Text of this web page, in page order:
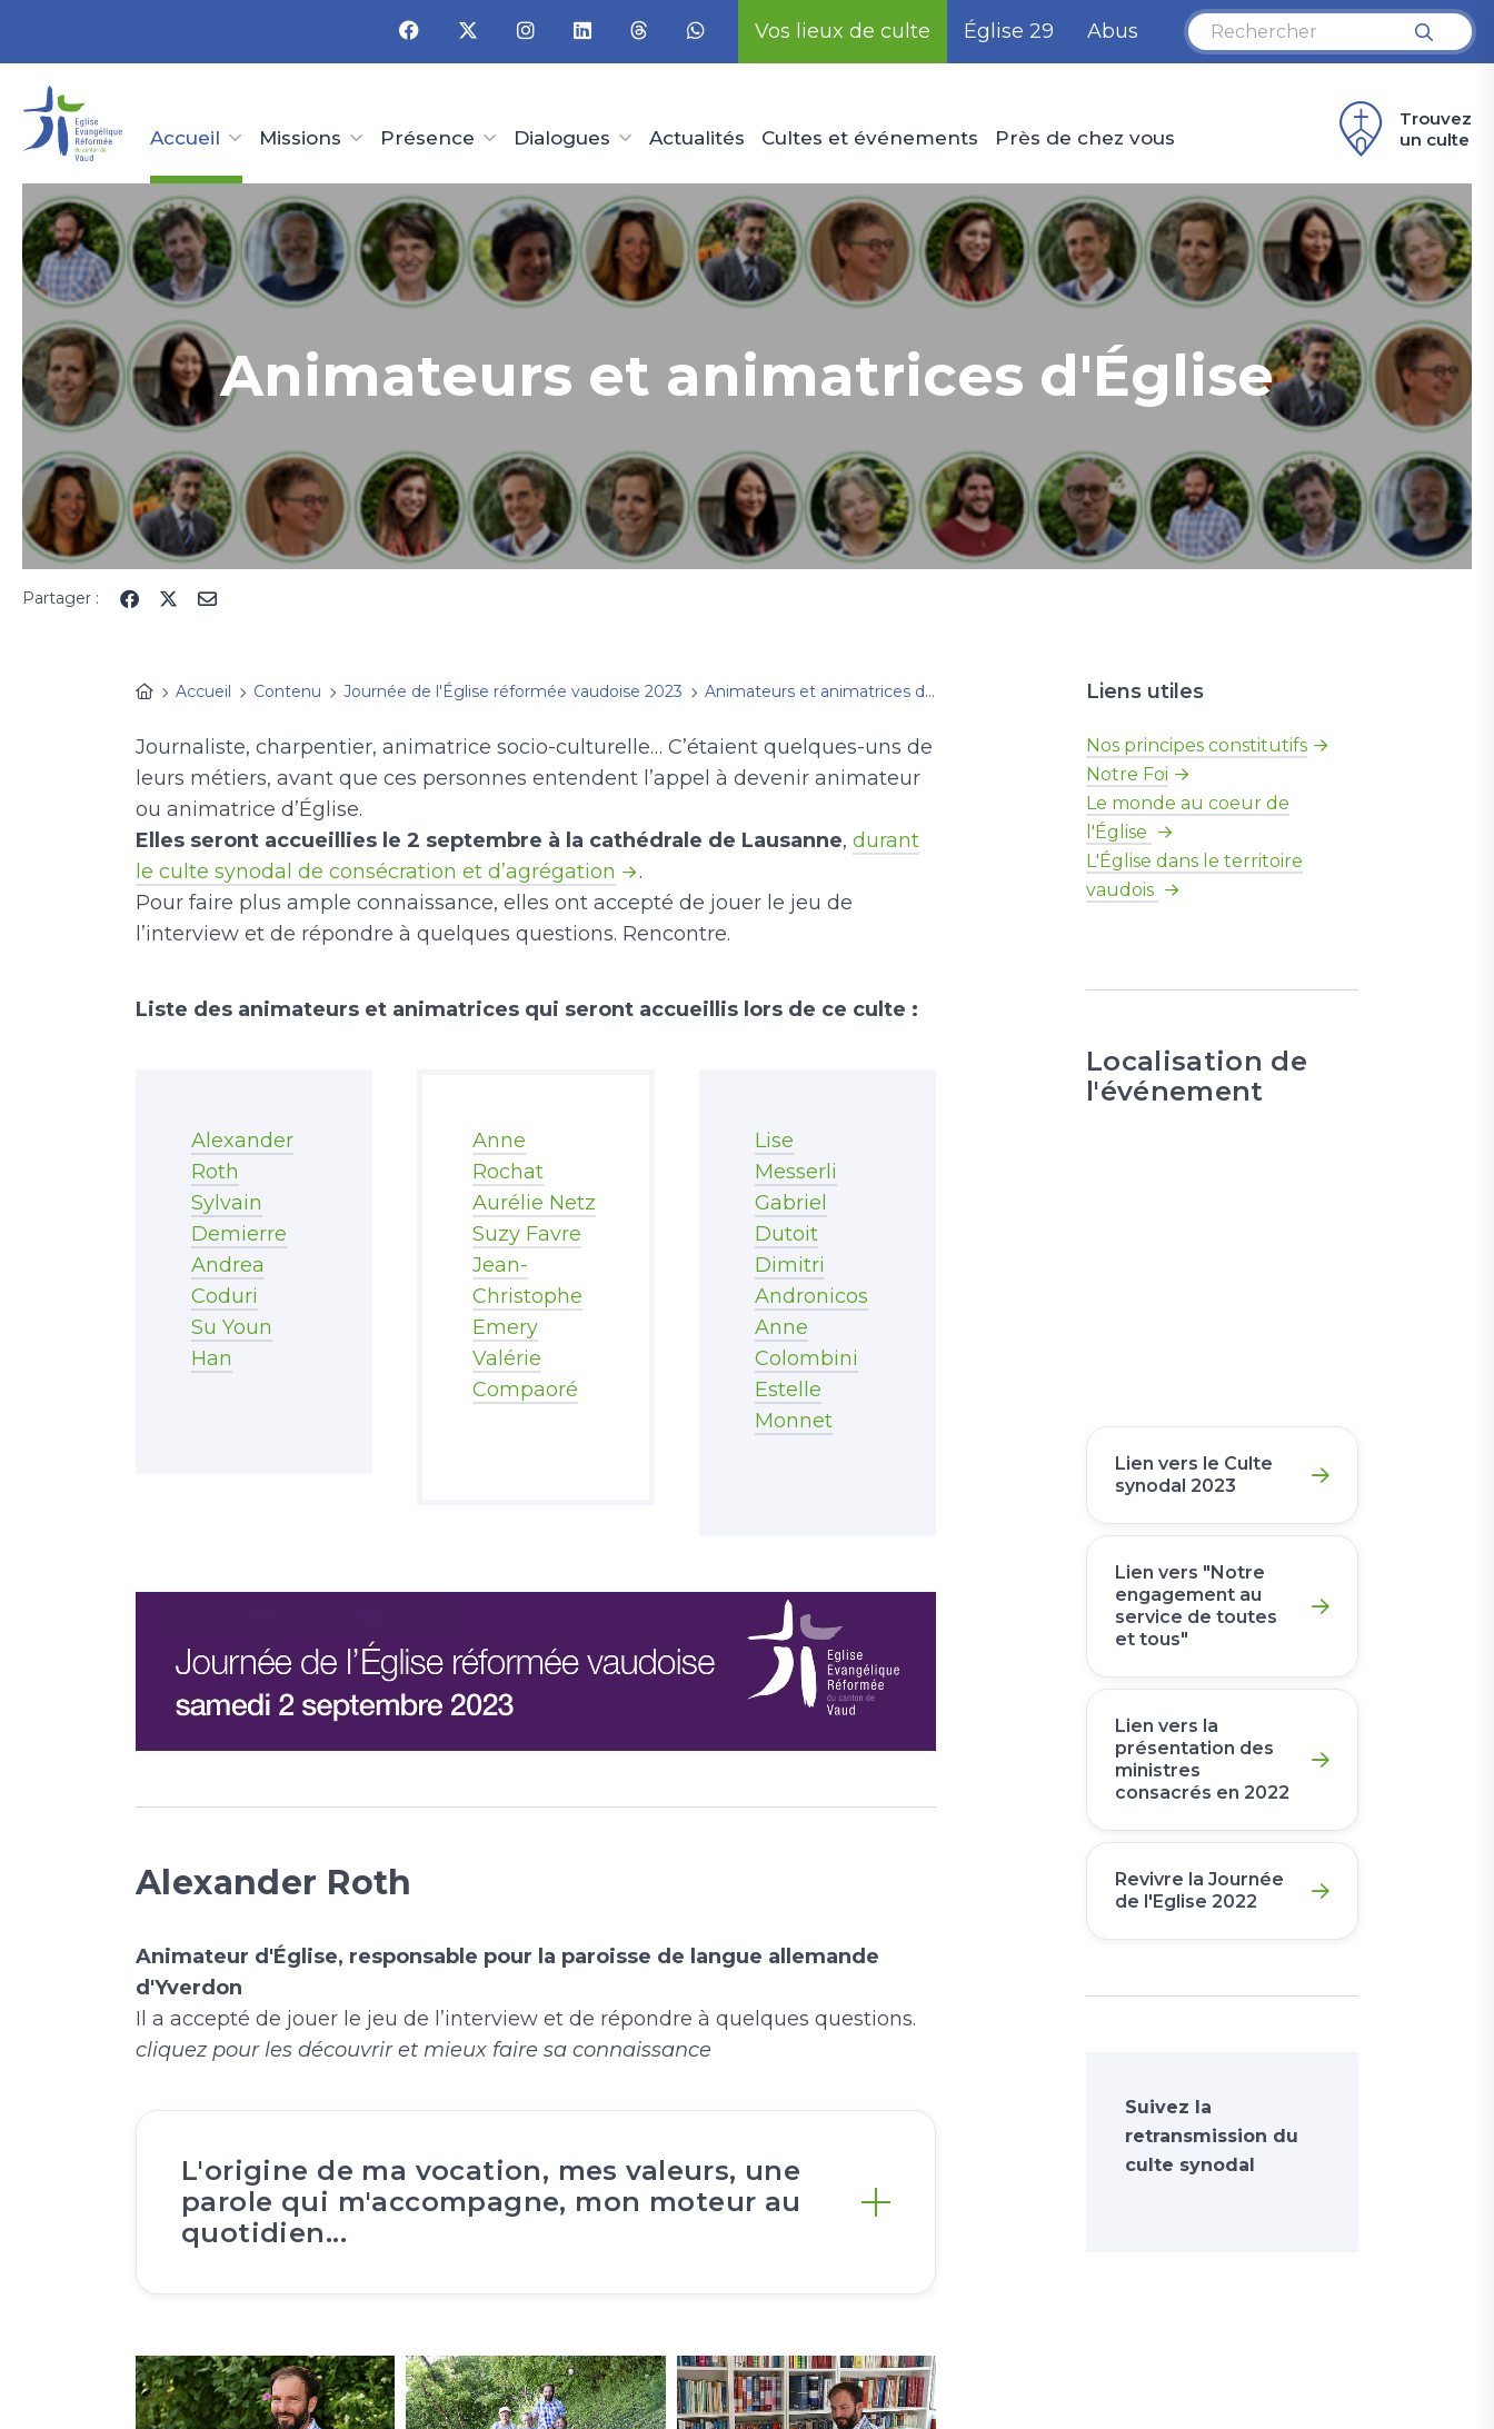
Vos lieux de culte Église 29 Abus
Accueil Missions Présence Dialogues Actualités Cultes et événements Près de chez vous
Trouvez
un culte
Animateurs et animatrices d'Église
Partager :
Accueil Contenu Journée de l'Église réformée vaudoise 2023 Animateurs et animatrices d'Église
Journaliste, charpentier, animatrice socio-culturelle… C’étaient quelques-uns de
leurs métiers, avant que ces personnes entendent l’appel à devenir animateur
ou animatrice d’Église.
Elles seront accueillies le 2 septembre à la cathédrale de Lausanne, durant
le culte synodal de consécration et d’agrégation
.
Pour faire plus ample connaissance, elles ont accepté de jouer le jeu de
l’interview et de répondre à quelques questions. Rencontre.
Liste des animateurs et animatrices qui seront accueillis lors de ce culte :
Alexander
Roth
Sylvain
Demierre
Andrea
Coduri
Su Youn
Han
Anne
Rochat
Aurélie Netz
Suzy Favre
Jean-
Christophe
Emery
Valérie
Compaoré
Lise
Messerli
Gabriel
Dutoit
Dimitri
Andronicos
Anne
Colombini
Estelle
Monnet
Alexander Roth
Animateur d'Église, responsable pour la paroisse de langue allemande
d'Yverdon
Il a accepté de jouer le jeu de l’interview et de répondre à quelques questions.
cliquez pour les découvrir et mieux faire sa connaissance
L'origine de ma vocation, mes valeurs, une
parole qui m'accompagne, mon moteur au
quotidien...
Liens utiles
Nos principes constitutifs
Notre Foi
Le monde au coeur de
l'Église
L'Église dans le territoire
vaudois
Localisation de
l'événement
Lien vers le Culte
synodal 2023
Lien vers "Notre
engagement au
service de toutes
et tous"
Lien vers la
présentation des
ministres
consacrés en 2022
Revivre la Journée
de l'Eglise 2022
Suivez la
retransmission du
culte synodal